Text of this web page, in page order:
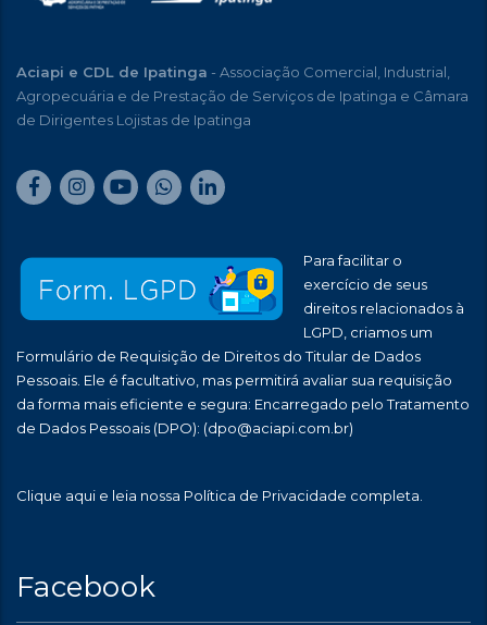
Aciapi e CDL de Ipatinga - Associação Comercial, Industrial,
Agropecuária e de Prestação de Serviços de Ipatinga e Câmara
de Dirigentes Lojistas de Ipatinga
Para facilitar o
exercício de seus
direitos relacionados à
LGPD, criamos um
Formulário de Requisição de Direitos do Titular de Dados
Pessoais. Ele é facultativo, mas permitirá avaliar sua requisição
da forma mais eficiente e segura: Encarregado pelo Tratamento
de Dados Pessoais (DPO): (dpo@aciapi.com.br)
Clique aqui e leia nossa Política de Privacidade completa.
Facebook